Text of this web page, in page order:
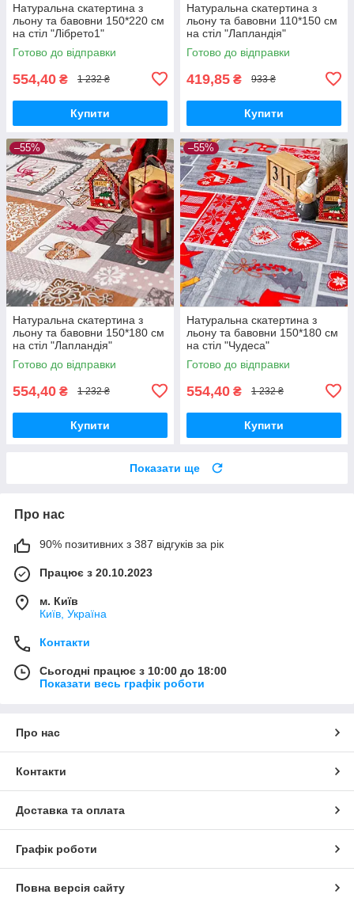
Натуральна скатертина з
льону та бавовни 150*220 см
на стіл "Лібрето1"
Готово до відправки
554,40 ₴ 1 232 ₴
Купити
Натуральна скатертина з
льону та бавовни 110*150 см
на стіл "Лапландія"
Готово до відправки
419,85 ₴ 933 ₴
Купити
–55%
Натуральна скатертина з
льону та бавовни 150*180 см
на стіл "Лапландія"
Готово до відправки
554,40 ₴ 1 232 ₴
Купити
–55%
Натуральна скатертина з
льону та бавовни 150*180 см
на стіл "Чудеса"
Готово до відправки
554,40 ₴ 1 232 ₴
Купити
Показати ще
Про нас
90% позитивних з 387 відгуків за рік
Працює з 20.10.2023
м. Київ
Київ, Україна
Контакти
Сьогодні працює з 10:00 до 18:00
Показати весь графік роботи
Про нас
Контакти
Доставка та оплата
Графік роботи
Повна версія сайту